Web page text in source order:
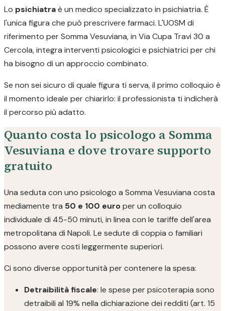
Lo psichiatraè un medico specializzato in psichiatria. È
l'unica figura che può prescrivere farmaci. L'UOSM di
riferimento per Somma Vesuviana, in Via Cupa Travi 30 a
Cercola, integra interventi psicologici e psichiatrici per chi
ha bisogno di un approccio combinato.
Se non sei sicuro di quale figura ti serva, il primo colloquio è
il momento ideale per chiarirlo: il professionista ti indicherà
il percorso più adatto.
Quanto costa lo psicologo a Somma
Vesuviana e dove trovare supporto
gratuito
Una seduta con uno psicologo a Somma Vesuviana costa
mediamente tra 50 e 100 europer un colloquio
individuale di 45-50 minuti, in linea con le tariffe dell'area
metropolitana di Napoli. Le sedute di coppia o familiari
possono avere costi leggermente superiori.
Ci sono diverse opportunità per contenere la spesa:
Detraibilità fiscale: le spese per psicoterapia sono
detraibili al 19% nella dichiarazione dei redditi (art. 15